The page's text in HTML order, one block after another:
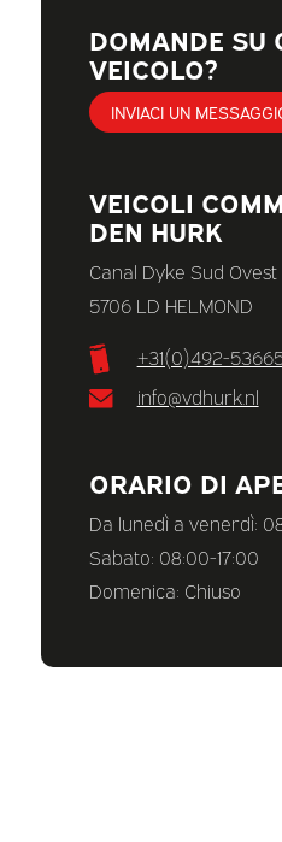
DOMANDE SU
VEICOLO?
INVIACI UN
VEICOLI
DEN HURK
Canal Dyke Sud Ovest
5706 LD HELMOND
+31(0)492-
info@vdhurk.nl
ORARIO DI
Da lunedì a venerdì:
Sabato: 08:00-17:00
Domenica: Chiuso